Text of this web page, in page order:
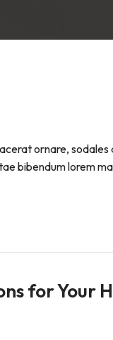
ornare,
bibendum lorem
for Your